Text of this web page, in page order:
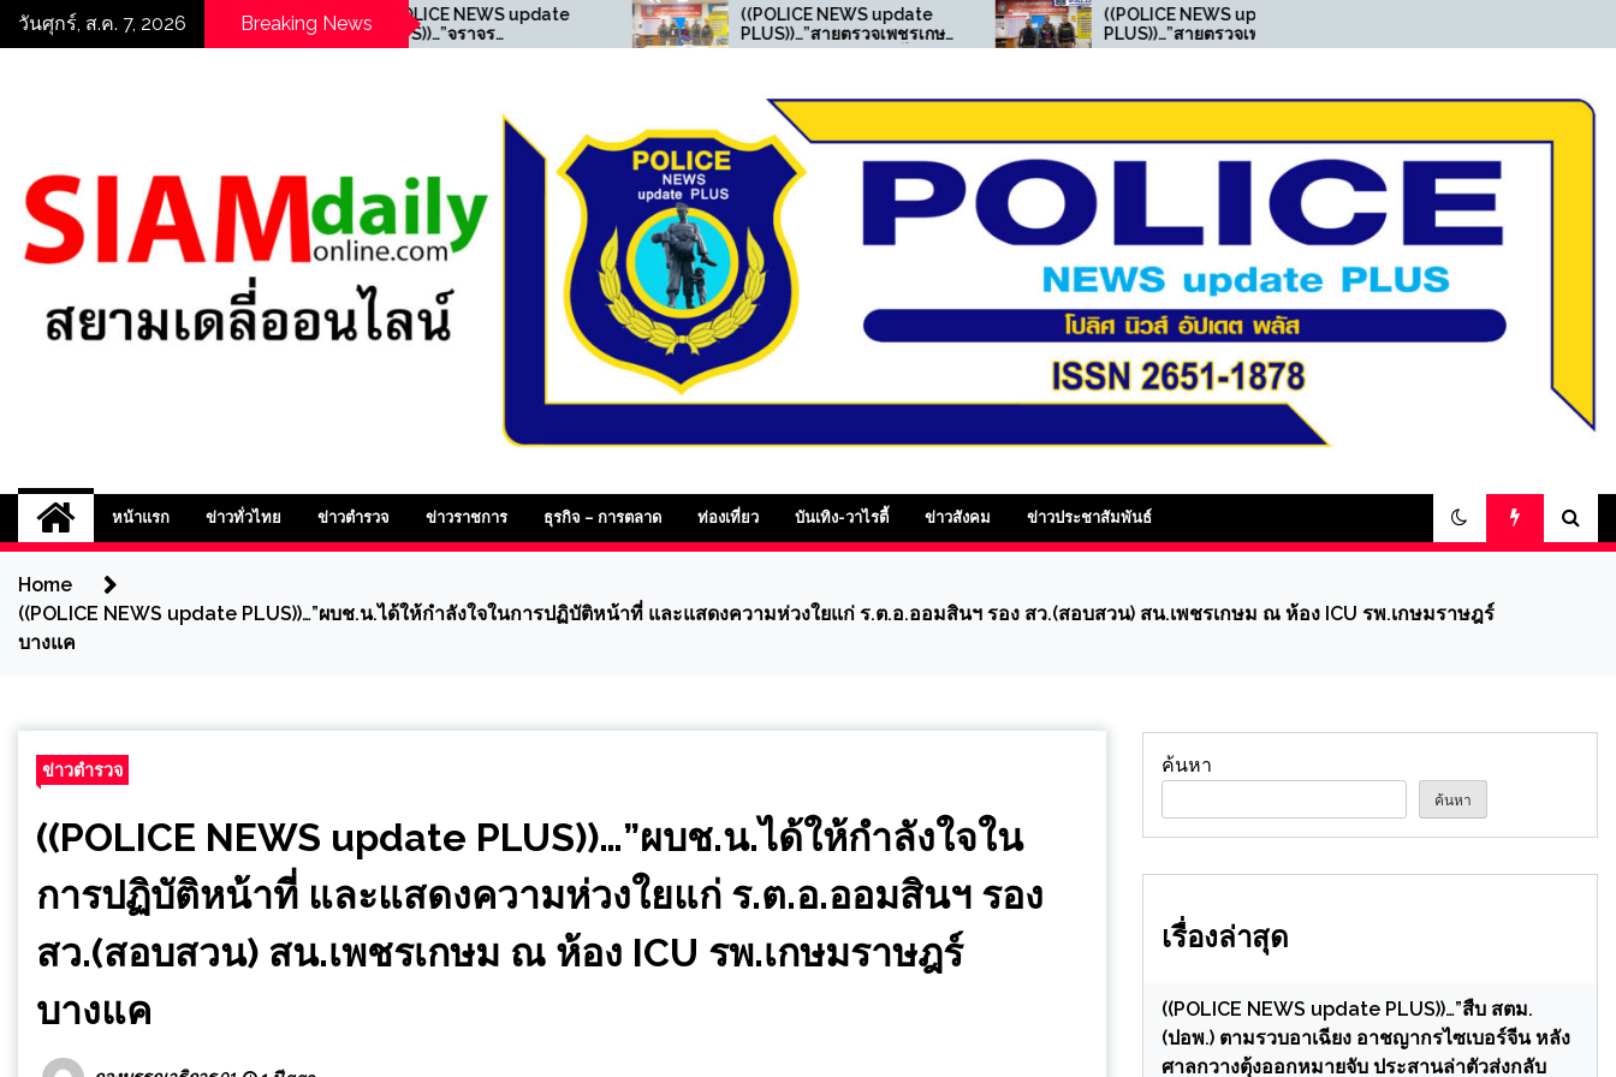
Skipวันศุกร์, ส.ค. 7, 2026 Breaking News
update
มช. เจ
ดปฏิบัติการ
((POLICE NEWS update
PLUS))…”จราจร
สน.เพชรเกษม จับยาเสพติด
((POLICE NEWS update
PLUS))…”สายตรวจเพชรเกษม
รวบหนุ่มครอบครองยาไอซ์
((POLICE NEWS update
PLUS))…”สายตรวจเพชรเกษม
ลุยต่อรวบหนุ่มเสพยา ตรวจพบ
เดินหน้า จับยาและหมายจับต่อ
สยามเดลี่ออนไลน์ , SiamDailyOnline , policenewsupdateplus
หน้าแรก ข่าวทั่วไทย ข่าวตำรวจ ข่าวราชการ ธุรกิจ – การตลาด ท่องเที่ยว บันเทิง-วาไรตี้ ข่าวสังคม ข่าวประชาสัมพันธ์
Home
((POLICE NEWS update PLUS))…”ผบช.น.ได้ให้กำลังใจในการปฏิบัติหน้าที่ และแสดงความห่วงใยแก่ ร.ต.อ.ออมสินฯ รอง สว.(สอบสวน) สน.เพชรเกษม ณ ห้อง ICU รพ.เกษมราษฎร์
บางแค
ข่าวตำรวจ
((POLICE NEWS update PLUS))…”ผบช.น.ได้ให้กำลังใจใน
การปฏิบัติหน้าที่ และแสดงความห่วงใยแก่ ร.ต.อ.ออมสินฯ รอง
สว.(สอบสวน) สน.เพชรเกษม ณ ห้อง ICU รพ.เกษมราษฎร์
บางแค
ค้นหา
ค้นหา
เรื่องล่าสุด
((POLICE NEWS update PLUS))…”สืบ สตม.
(ปอพ.) ตามรวบอาเฉียง อาชญากรไซเบอร์จีน หลัง
ศาลกวางตุ้งออกหมายจับ ประสานล่าตัวส่งกลับ